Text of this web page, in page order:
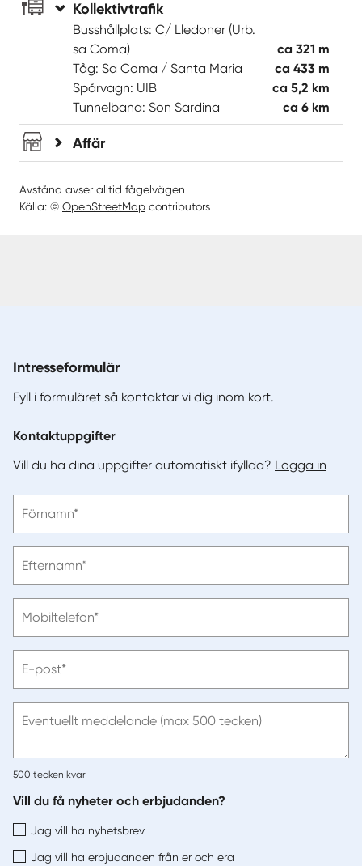
Kollektivtrafik
Busshållplats: C/ Lledoner (Urb.
sa Coma)
ca 321 m
Tåg: Sa Coma / Santa Maria
ca 433 m
Spårvagn: UIB
ca 5,2 km
Tunnelbana: Son Sardina
ca 6 km
Affär
Avstånd avser alltid fågelvägen
Källa: © OpenStreetMap contributors
Intresseformulär
Fyll i formuläret så kontaktar vi dig inom kort.
Kontaktuppgifter
Vill du ha dina uppgifter automatiskt ifyllda? Logga in
ange
Förnamn*
ange
Efternamn*
ange
Mobiltelefon*
ange
post
E-post*
Eventuellt meddelande (max 500 tecken)
500 tecken kvar
Vill du få nyheter och erbjudanden?
Jag vill ha nyhetsbrev
Jag vill ha erbjudanden från er och era